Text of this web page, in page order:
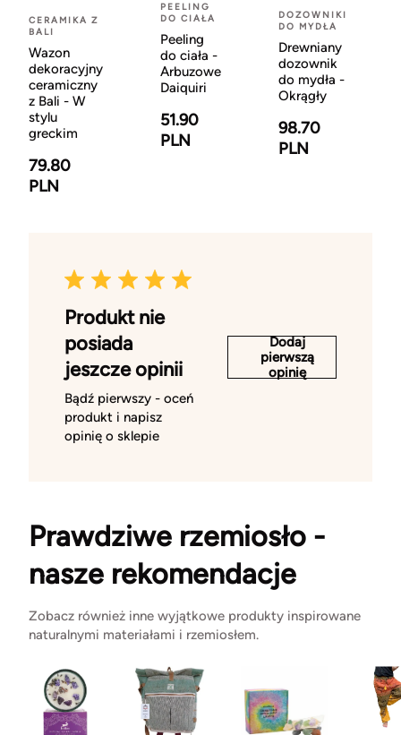
CERAMIKA Z
BALI
Wazon
dekoracyjny
ceramiczny
z Bali - W
stylu
greckim
79.80
PLN
PEELING
DO CIAŁA
Peeling
do ciała -
Arbuzowe
Daiquiri
51.90
PLN
DOZOWNIKI
DO MYDŁA
Drewniany
dozownik
do mydła -
Okrągły
98.70
PLN
Produkt nie
posiada
jeszcze opinii
Bądź pierwszy - oceń
produkt i napisz
opinię o sklepie
Dodaj
pierwszą
opinię
Prawdziwe rzemiosło -
nasze rekomendacje
Zobacz również inne wyjątkowe produkty inspirowane
naturalnymi materiałami i rzemiosłem.